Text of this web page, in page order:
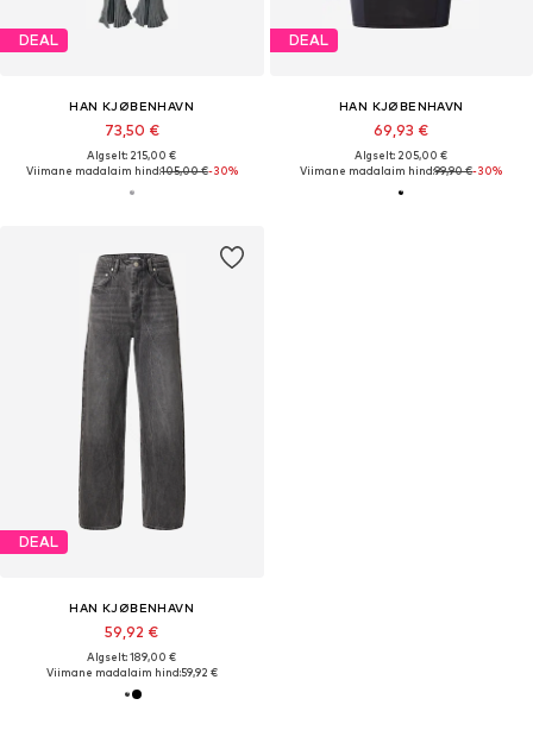
DEAL
HAN KJØBENHAVN
73,50 €
Algselt: 215,00 €
Viimane madalaim hind:105,00 €-30%
DEAL
HAN KJØBENHAVN
69,93 €
Algselt: 205,00 €
Viimane madalaim hind:99,90 €-30%
DEAL
HAN KJØBENHAVN
59,92 €
Algselt: 189,00 €
Viimane madalaim hind:59,92 €